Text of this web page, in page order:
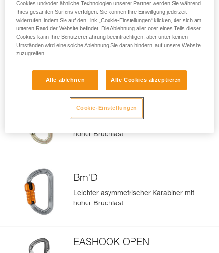
OXAN
VULCAN
hoher Bruchlast
Bm'D
Leichter asymmetrischer Karabiner mit
hoher Bruchlast
EASHOOK OPEN
Cookies und/oder ähnliche Technologien unserer Partner werden Sie während
Ihres gesamten Surfens verfolgen. Sie können Ihre Einwilligung jederzeit
widerrufen, indem Sie auf den Link „Cookie-Einstellungen“ klicken, der sich am
unteren Rand der Website befindet. Die Ablehnung aller oder eines Teils dieser
Cookies kann Ihre Benutzererfahrung beeinträchtigen, aber unter keinen
Umständen wird eine solche Ablehnung Sie daran hindern, auf unsere Website
zuzugreifen.
Alle ablehnen Alle Cookies akzeptieren
Cookie-Einstellungen